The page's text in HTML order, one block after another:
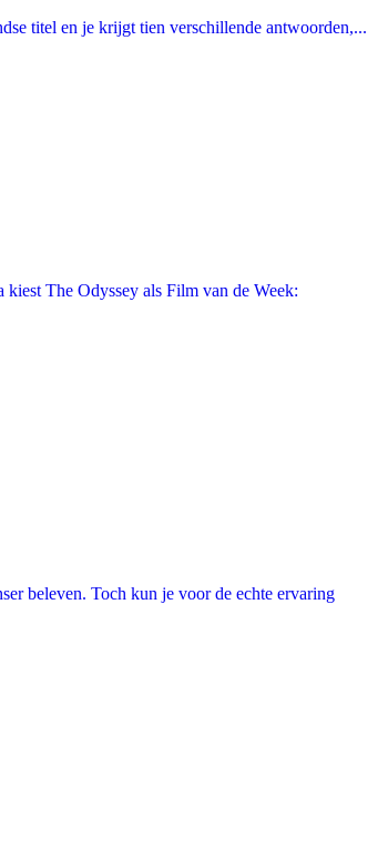
titel en je krijgt tien verschillende antwoorden,...
The Odyssey als Film van de Week:
beleven. Toch kun je voor de echte ervaring